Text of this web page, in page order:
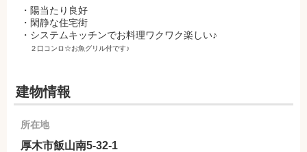
・陽当たり良好
・閑静な住宅街
・システムキッチンでお料理ワクワク楽しい♪
２口コンロ☆お魚グリル付です♪
建物情報
所在地
厚木市飯山南5-32-1